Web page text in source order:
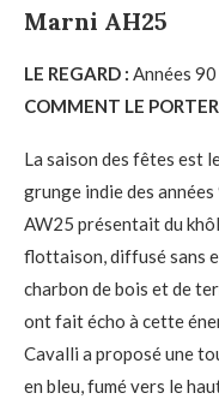
Marni AH25
LE REGARD : Années 90
COMMENT LE
La saison des fêtes est
grunge indie des
AW25 présentait du
flottaison, diffusé sans
charbon de bois et de
ont fait écho à cette
Cavalli a proposé une
en bleu, fumé vers le